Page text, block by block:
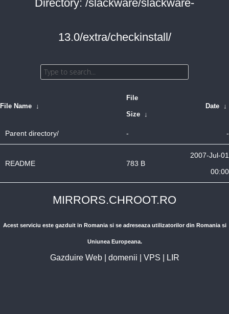
Directory: /slackware/slackware-
13.0/extra/checkinstall/
File Name ↓
File
Size ↓
Date ↓
Parent directory/ - -
README 783 B
2007-Jul-01
00:00
MIRRORS.CHROOT.RO
Acest serviciu este gazduit in Romania si se adreseaza utilizatorilor din Romania si
Uniunea Europeana.
Gazduire Web| domenii VPS LIR